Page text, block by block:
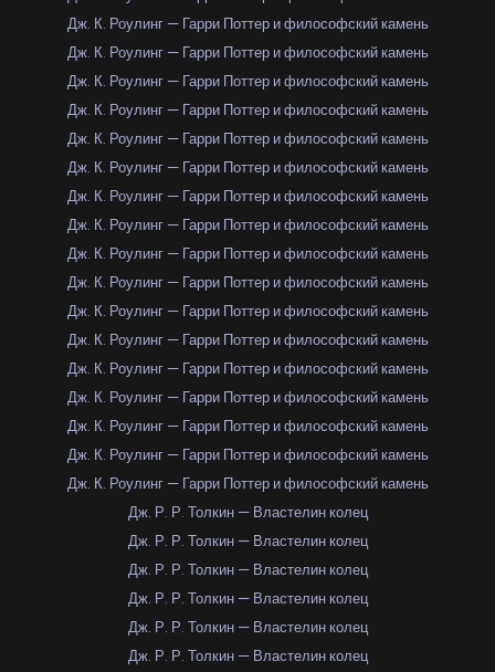
Дж. К. Роулинг — Гарри Поттер и философский камень
Дж. К. Роулинг — Гарри Поттер и философский камень
Дж. К. Роулинг — Гарри Поттер и философский камень
Дж. К. Роулинг — Гарри Поттер и философский камень
Дж. К. Роулинг — Гарри Поттер и философский камень
Дж. К. Роулинг — Гарри Поттер и философский камень
Дж. К. Роулинг — Гарри Поттер и философский камень
Дж. К. Роулинг — Гарри Поттер и философский камень
Дж. К. Роулинг — Гарри Поттер и философский камень
Дж. К. Роулинг — Гарри Поттер и философский камень
Дж. К. Роулинг — Гарри Поттер и философский камень
Дж. К. Роулинг — Гарри Поттер и философский камень
Дж. К. Роулинг — Гарри Поттер и философский камень
Дж. К. Роулинг — Гарри Поттер и философский камень
Дж. К. Роулинг — Гарри Поттер и философский камень
Дж. К. Роулинг — Гарри Поттер и философский камень
Дж. К. Роулинг — Гарри Поттер и философский камень
Дж. Р. Р. Толкин — Властелин колец
Дж. Р. Р. Толкин — Властелин колец
Дж. Р. Р. Толкин — Властелин колец
Дж. Р. Р. Толкин — Властелин колец
Дж. Р. Р. Толкин — Властелин колец
Дж. Р. Р. Толкин — Властелин колец